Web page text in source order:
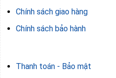
Chính sách giao hàng
Chính sách bảo hành
Thanh toán - Bảo mật